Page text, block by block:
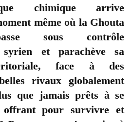
chimique arrive
même où la Ghouta
sous contrôle
syrien et parachève sa
face à des
rivaux globalement
que jamais prêts à se
pour survivre et